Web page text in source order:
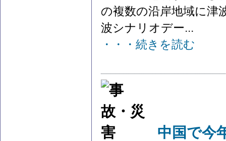
の複数の沿岸地域に津
波シナリオデー...
・・・続きを読む
中国で今